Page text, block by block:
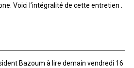
Voici l’intégralité de cette entretien .
Bazoum à lire demain vendredi 16